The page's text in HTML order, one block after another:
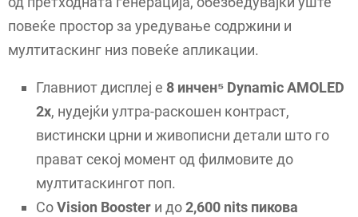
повеќе простор за уредување содржини и
мултитаскинг низ повеќе апликации.
Главниот дисплеј е 8 инчен⁵ Dynamic AMOLED
2x, нудејќи ултра-раскошен контраст,
вистински црни и живописни детали што го
прават секој момент од филмовите до
мултитаскингот поп.
СоVision Booster и до2,600 nits пикова